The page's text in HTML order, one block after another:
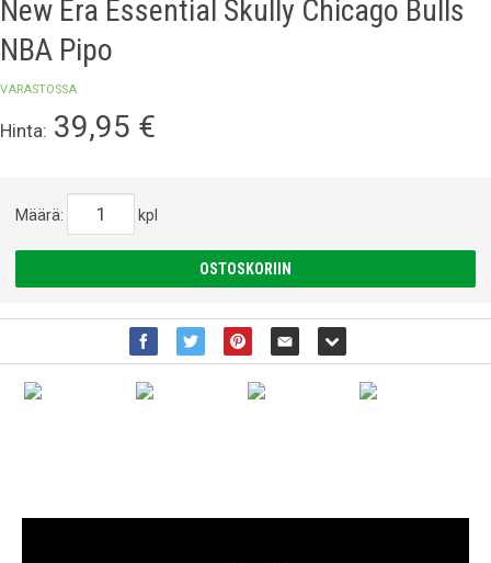
New Era Essential Skully Chicago Bulls
NBA Pipo
VARASTOSSA
Hinta: 39,95 €
Määrä: kpl
OSTOSKORIIN